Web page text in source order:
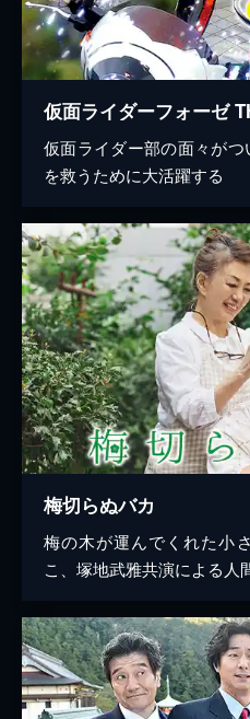
仮面ライダー部の面々が
を救うために大活躍する
梅切らぬバカ
梅の木が運んでくれた小
こ、塚地武雅共演による人